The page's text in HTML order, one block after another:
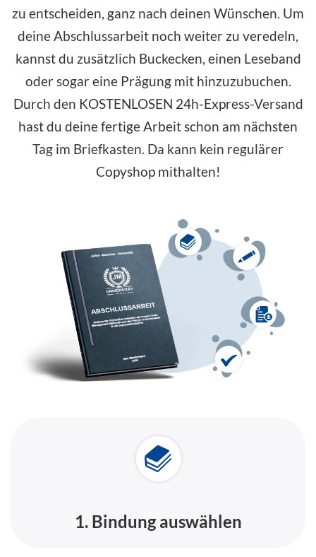
zu entscheiden, ganz nach deinen Wünschen. Um
deine Abschlussarbeit noch weiter zu veredeln,
kannst du zusätzlich Buckecken, einen Leseband
oder sogar eine Prägung mit hinzuzubuchen.
Durch den KOSTENLOSEN 24h-Express-Versand
hast du deine fertige Arbeit schon am nächsten
Tag im Briefkasten. Da kann kein regulärer
Copyshop mithalten!
1. Bindung auswählen